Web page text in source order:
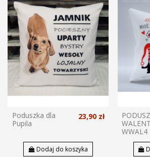
Poduszka dla
Pupila
23,90 zł
Dodaj do koszyka
WWAL4